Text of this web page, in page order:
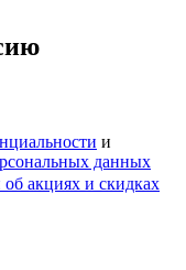
и
данных
акциях и скидках